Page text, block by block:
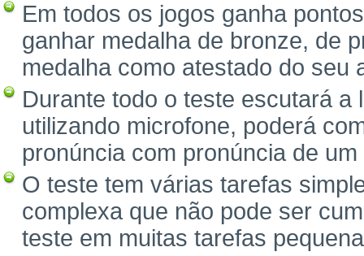
Em todos os jogos ganha
ganhar medalha de bronze, de
medalha como atestado do seu
Durante todo o teste escutará
utilizando microfone, poderá
pronúncia com pronúncia de um
O teste tem várias tarefas
complexa que não pode ser
teste em muitas tarefas